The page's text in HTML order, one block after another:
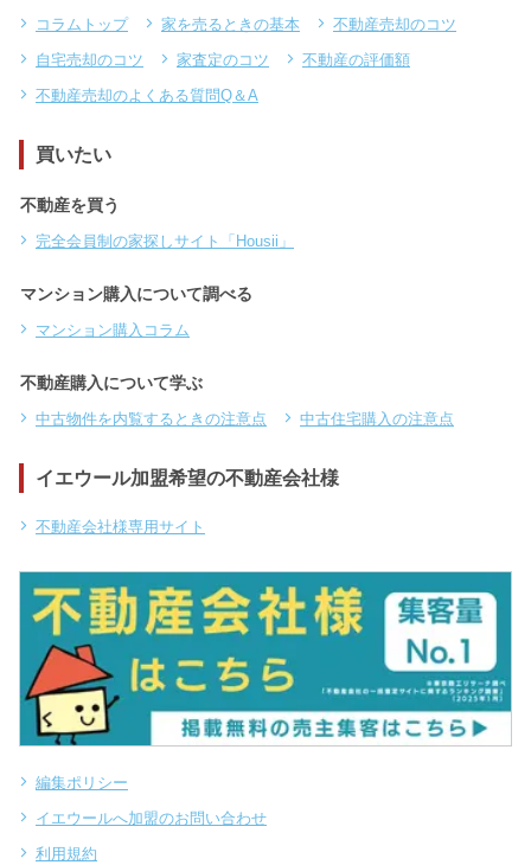
コラムトップ 家を売るときの基本
不動産売却のコツ
自宅売却のコツ
家査定のコツ
不動産の評価額
不動産売却のよくある質問Q＆A
買いたい
不動産を買う
完全会員制の家探しサイト「Housii」
マンション購入について調べる
マンション購入コラム
不動産購入について学ぶ
中古物件を内覧するときの注意点 中古住宅購入の注意点
イエウール加盟希望の不動産会社様
不動産会社様専用サイト
編集ポリシー
イエウールへ加盟のお問い合わせ
利用規約